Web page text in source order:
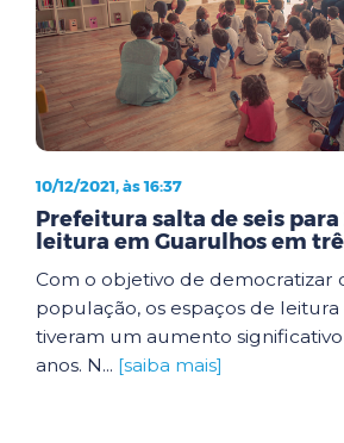
10/12/2021, às 16:37
Prefeitura salta de seis para
leitura em Guarulhos em
Com o objetivo de democratizar
população, os espaços de
tiveram um aumento
anos. N... [saiba mais]